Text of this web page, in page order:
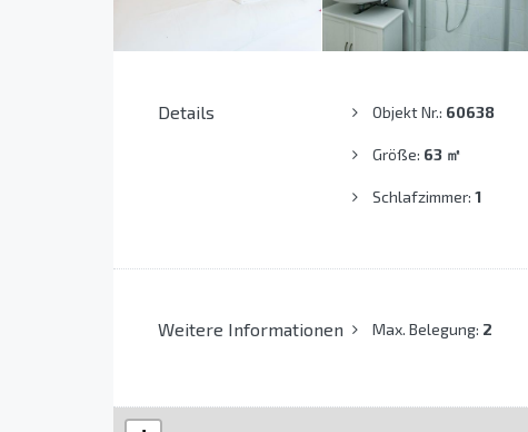
Details Objekt Nr.: 60638
Größe: 63 ㎡
Schlafzimmer: 1
Weitere Informationen Max. Belegung: 2